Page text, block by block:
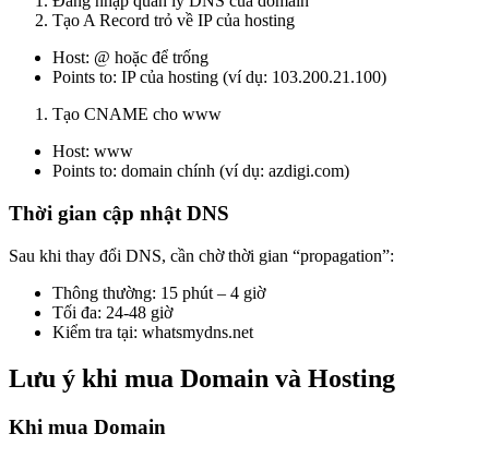
Tạo A Record trỏ về IP của hosting
Host: @ hoặc để trống
Points to: IP của hosting (ví dụ: 103.200.21.100)
Tạo CNAME cho www
Host: www
Points to: domain chính (ví dụ: azdigi.com)
Thời gian cập nhật DNS
Sau khi thay đổi DNS, cần chờ thời gian “propagation”:
Thông thường: 15 phút – 4 giờ
Tối đa: 24-48 giờ
Kiểm tra tại: whatsmydns.net
Lưu ý khi mua Domain và Hosting
Khi mua Domain